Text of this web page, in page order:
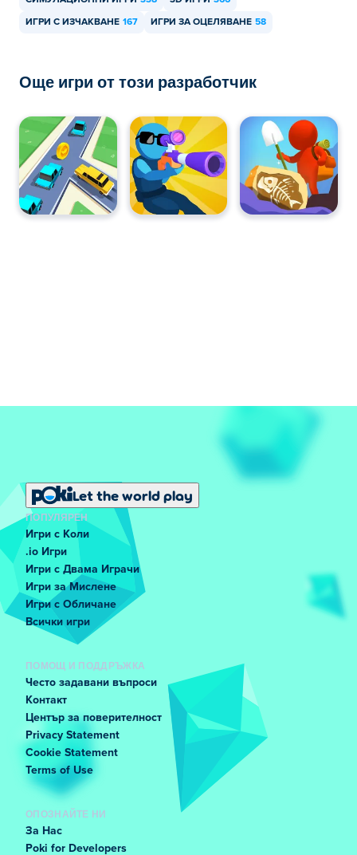
ИГРИ С ИЗЧАКВАНЕ 167 ИГРИ ЗА ОЦЕЛЯВАНЕ 58
Още игри от този разработчик
Let the world play
ПОПУЛЯРЕН
Игри с Коли
.io Игри
Игри с Двама Играчи
Игри за Мислене
Игри с Обличане
Всички игри
ПОМОЩ И ПОДДРЪЖКА
Често задавани въпроси
Контакт
Център за поверителност
Privacy Statement
Cookie Statement
Terms of Use
ОПОЗНАЙТЕ НИ
За Нас
Poki for Developers